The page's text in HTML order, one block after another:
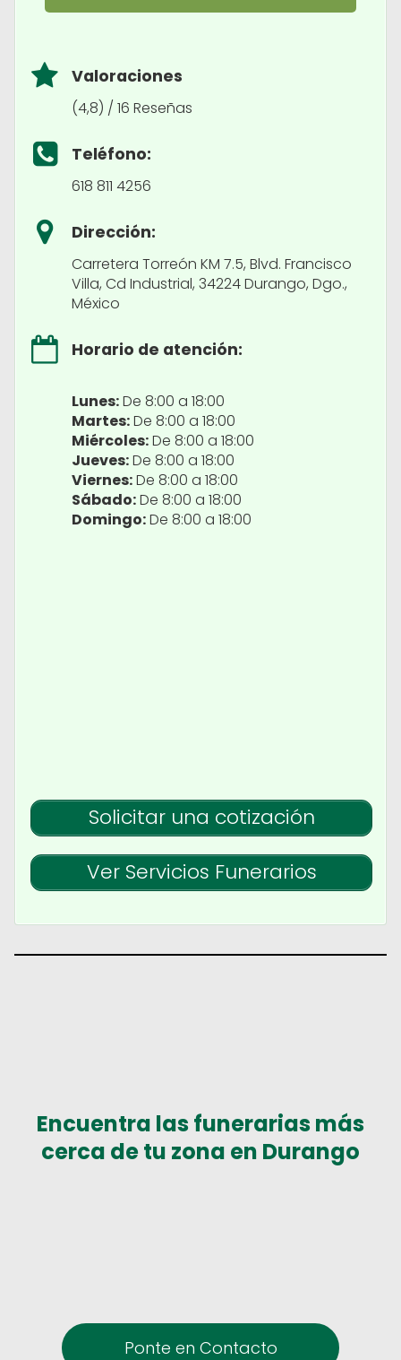
Valoraciones
(4,8) / 16 Reseñas
Teléfono:
618 811 4256
Dirección:
Carretera Torreón KM 7.5, Blvd. Francisco
Villa, Cd Industrial, 34224 Durango, Dgo.,
México
Horario de atención:
Lunes:De 8:00 a 18:00
Martes:De 8:00 a 18:00
Miércoles:De 8:00 a 18:00
Jueves:De 8:00 a 18:00
Viernes:De 8:00 a 18:00
Sábado:De 8:00 a 18:00
Domingo:De 8:00 a 18:00
Solicitar una cotización
Ver Servicios Funerarios
Encuentra las funerarias más
cerca de tu zona en Durango
Ponte en Contacto